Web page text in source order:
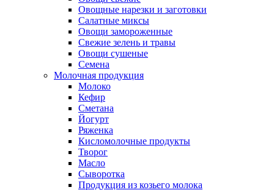
Овощные нарезки и заготовки
Салатные миксы
Овощи замороженные
Свежие зелень и травы
Овощи сушеные
Семена
Молочная продукция
Молоко
Кефир
Сметана
Йогурт
Ряженка
Кисломолочные продукты
Творог
Масло
Сыворотка
Продукция из козьего молока